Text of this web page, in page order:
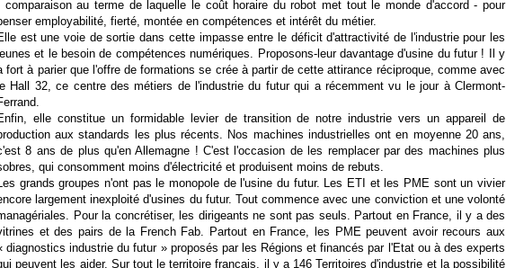
comparaison au terme de laquelle le coût horaire du robot met tout le monde d'accord - pour
employabilité, fierté, montée en compétences et intérêt du métier.
est une voie de sortie dans cette impasse entre le déficit d'attractivité de l'industrie pour les
et le besoin de compétences numériques. Proposons-leur davantage d'usine du futur ! Il y
fort à parier que l'offre de formations se crée à partir de cette attirance réciproque, comme avec
le Hall 32, ce centre des métiers de l'industrie du futur qui a récemment vu le jour à Clermont-
elle constitue un formidable levier de transition de notre industrie vers un appareil de
aux standards les plus récents. Nos machines industrielles ont en moyenne 20 ans,
8 ans de plus qu'en Allemagne ! C'est l'occasion de les remplacer par des machines plus
qui consomment moins d'électricité et produisent moins de rebuts.
grands groupes n'ont pas le monopole de l'usine du futur. Les ETI et les PME sont un vivier
largement inexploité d'usines du futur. Tout commence avec une conviction et une volonté
Pour la concrétiser, les dirigeants ne sont pas seuls. Partout en France, il y a des
et des pairs de la French Fab. Partout en France, les PME peuvent avoir recours aux
diagnostics industrie du futur » proposés par les Régions et financés par l'Etat ou à des experts
peuvent les aider. Sur tout le territoire français, il y a 146 Territoires d'industrie et la possibilité